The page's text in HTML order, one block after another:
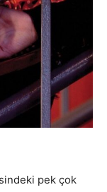
pek çok